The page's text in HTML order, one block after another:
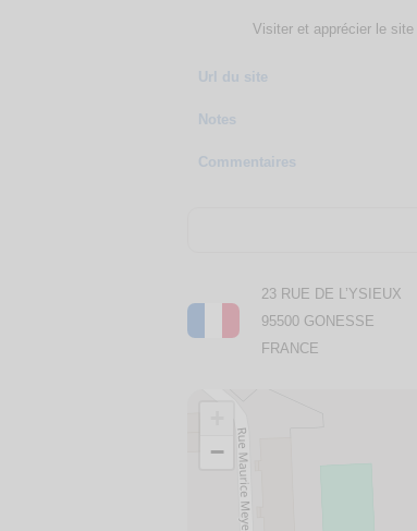
Visiter et apprécier le site
Url du site
Notes
Commentaires
23 RUE DE L’YSIEUX
95500 GONESSE
FRANCE
−